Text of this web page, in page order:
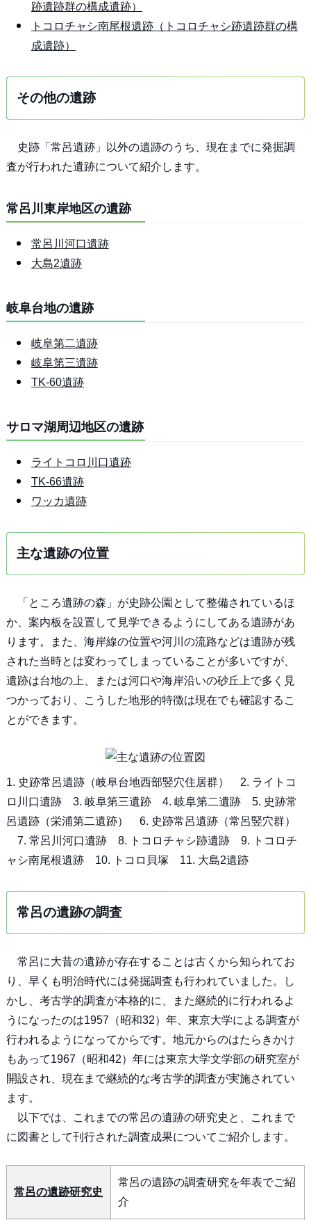
跡遺跡群の構成遺跡）
トコロチャシ南尾根遺跡（トコロチャシ跡遺跡群の構
成遺跡）
その他の遺跡
史跡「常呂遺跡」以外の遺跡のうち、現在までに発掘調
査が行われた遺跡について紹介します。
常呂川東岸地区の遺跡
常呂川河口遺跡
大島2遺跡
岐阜台地の遺跡
岐阜第二遺跡
岐阜第三遺跡
TK-60遺跡
サロマ湖周辺地区の遺跡
ライトコロ川口遺跡
TK-66遺跡
ワッカ遺跡
主な遺跡の位置
「ところ遺跡の森」が史跡公園として整備されているほ
か、案内板を設置して見学できるようにしてある遺跡があ
ります。また、海岸線の位置や河川の流路などは遺跡が残
された当時とは変わってしまっていることが多いですが、
遺跡は台地の上、または河口や海岸沿いの砂丘上で多く見
つかっており、こうした地形的特徴は現在でも確認するこ
とができます。
1. 史跡常呂遺跡（岐阜台地西部竪穴住居群） 2. ライトコ
ロ川口遺跡 3. 岐阜第三遺跡 4. 岐阜第二遺跡 5. 史跡常
呂遺跡（栄浦第二遺跡） 6. 史跡常呂遺跡（常呂竪穴群）
7. 常呂川河口遺跡 8. トコロチャシ跡遺跡 9. トコロチ
ャシ南尾根遺跡 10. トコロ貝塚 11. 大島2遺跡
常呂の遺跡の調査
常呂に大昔の遺跡が存在することは古くから知られてお
り、早くも明治時代には発掘調査も行われていました。し
かし、考古学的調査が本格的に、また継続的に行われるよ
うになったのは1957（昭和32）年、東京大学による調査が
行われるようになってからです。地元からのはたらきかけ
もあって1967（昭和42）年には東京大学文学部の研究室が
開設され、現在まで継続的な考古学的調査が実施されてい
ます。
以下では、これまでの常呂の遺跡の研究史と、これまで
に図書として刊行された調査成果についてご紹介します。
常呂の遺跡研究史
常呂の遺跡の調査研究を年表でご紹
介